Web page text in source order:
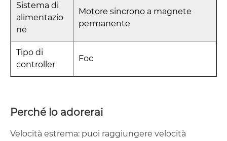
Sistema di
alimentazio
ne
Motore sincrono a magnete
permanente
Tipo di
controller
Foc
Perché lo adorerai
Velocità estrema: puoi raggiungere velocità